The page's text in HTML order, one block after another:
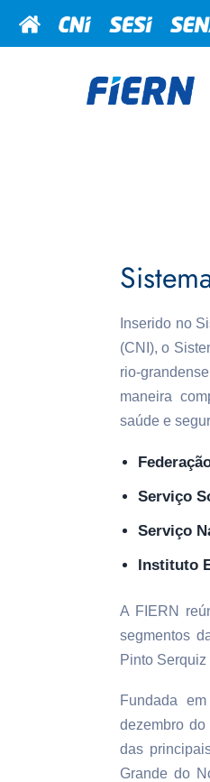
Inserido no
(CNI), o
rio-
maneira
saúde e
Serviço
Serviço
Instituto
A FIERN
segmentos
Pinto Serquiz
Fundada
dezembro
das
Grande do